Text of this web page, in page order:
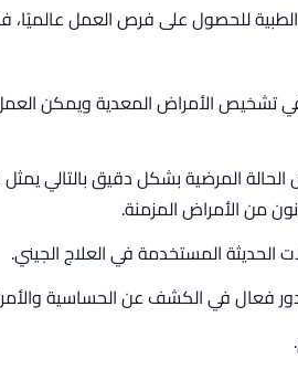
للحصول على فرص العمل عالميًا،
تشخيص الأمراض المعدية ويمكن
الحالة المرضية بشكل دقيق بالتالي
من الأمراض المزمنة.
الحديثة المستخدمة في العلاج الجيني.
فعال في الكشف عن الحساسية